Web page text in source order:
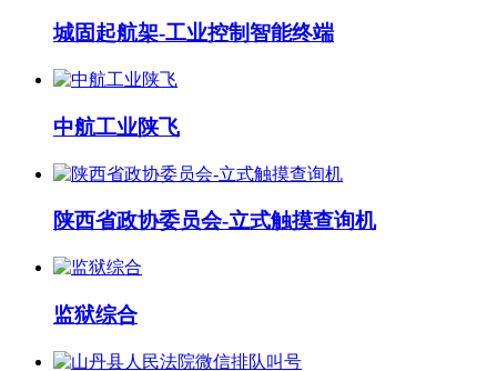
城固起航架-工业控制智能终端
中航工业陕飞
陕西省政协委员会-立式触摸查询机
监狱综合